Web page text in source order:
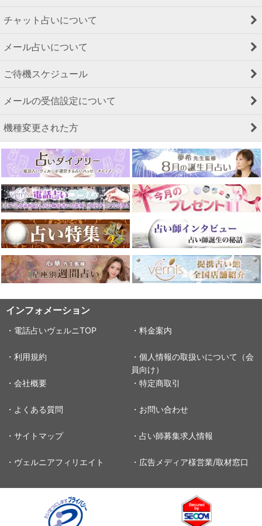
チャット占いについて
メール占いについて
ご待機スケジュール
メールの受信設定について
機種変更された方
インフォメーション
・電話占いヴェルニTOP ・料金案内
・利用規約
・個人情報の取扱いについて（会
員向け）
・会社概要
・特定商取引
・よくある質問 ・お問い合わせ
・サイトマップ ・占い師募集求人情報
・ヴェルニアフィリエイト ・広告メディア様営業/取材窓口